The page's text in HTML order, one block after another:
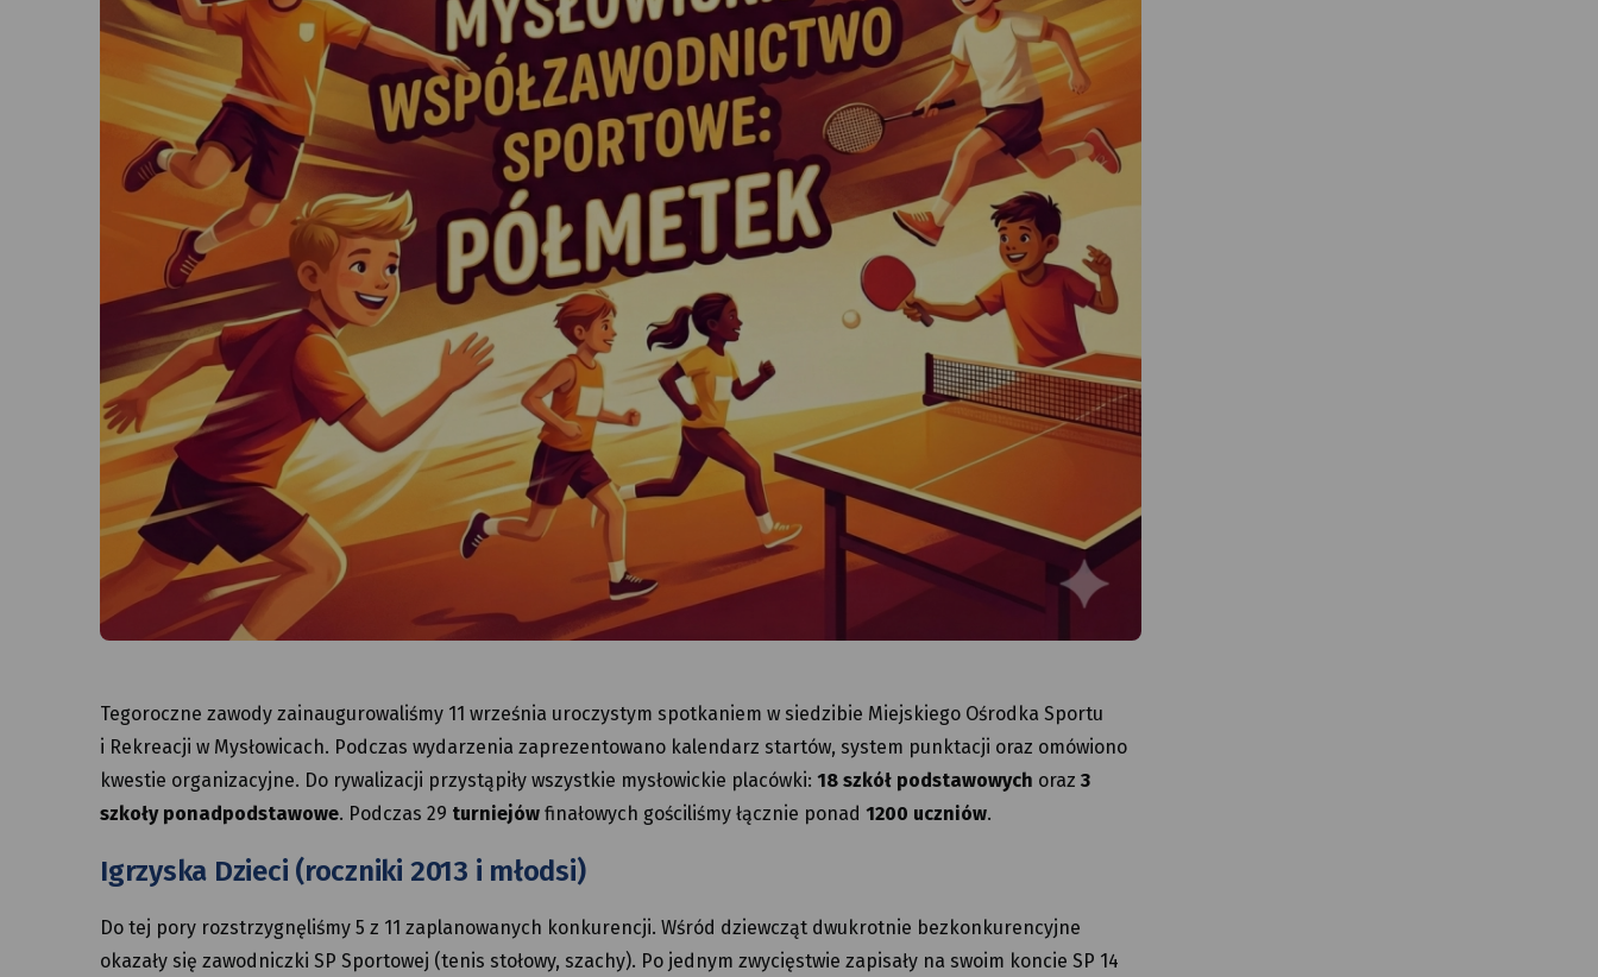
Tegoroczne zawody zainaugurowaliśmy 11 września uroczystym spotkaniem w siedzibie Miejskiego Ośrodka Sportu
i Rekreacji w Mysłowicach. Podczas wydarzenia zaprezentowano kalendarz startów, system punktacji oraz omówiono
kwestie organizacyjne. Do rywalizacji przystąpiły wszystkie mysłowickie placówki: 18 szkół podstawowych oraz 3
szkoły ponadpodstawowe. Podczas 29 turniejów finałowych gościliśmy łącznie ponad 1200 uczniów.
Igrzyska Dzieci (roczniki 2013 i młodsi)
Do tej pory rozstrzygnęliśmy 5 z 11 zaplanowanych konkurencji. Wśród dziewcząt dwukrotnie bezkonkurencyjne
okazały się zawodniczki SP Sportowej (tenis stołowy, szachy). Po jednym zwycięstwie zapisały na swoim koncie SP 14